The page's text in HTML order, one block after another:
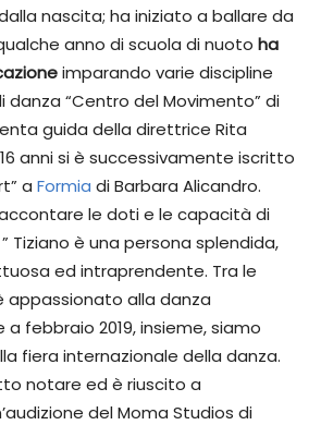
nascita; ha iniziato a ballare da
anno di scuola di nuoto ha
imparando varie discipline
danza “Centro del Movimento” di
guida della direttrice Rita
anni si è successivamente iscritto
a Formia di Barbara Alicandro.
le doti e le capacità di
Tiziano è una persona splendida,
ed intraprendente. Tra le
appassionato alla danza
febbraio 2019, insieme, siamo
fiera internazionale della danza.
notare ed è riuscito a
del Moma Studios di